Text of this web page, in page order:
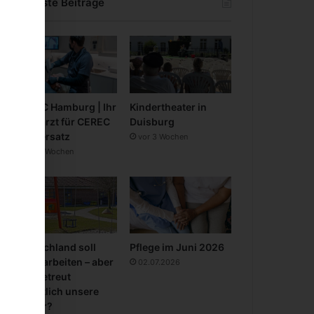
CEREC Hamburg | Ihr
Zahnarzt für CEREC
Zahnersatz
vor 3 Wochen
Kindertheater in
Duisburg
vor 3 Wochen
Deutschland soll
mehr arbeiten – aber
wer betreut
eigentlich unsere
Kinder?
Pflege im Juni 2026
02.07.2026